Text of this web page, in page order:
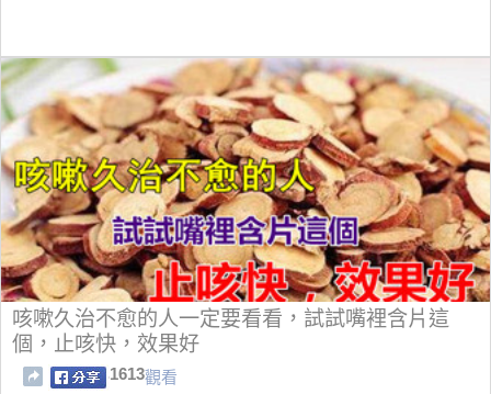
咳嗽久治不愈的人一定要看看，試試嘴裡含片這
個，止咳快，效果好
1613觀看